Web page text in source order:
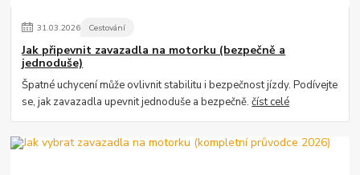
31.03.2026 Cestování
Jak připevnit zavazadla na motorku (bezpečně a
jednoduše)
Špatné uchycení může ovlivnit stabilitu i bezpečnost jízdy. Podívejte
se, jak zavazadla upevnit jednoduše a bezpečně.číst celé